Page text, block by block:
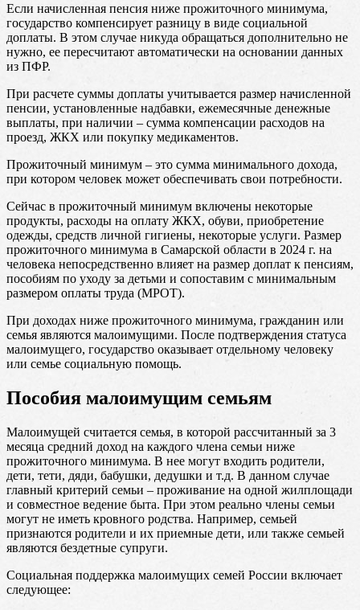
Если начисленная пенсия ниже прожиточного минимума,
государство компенсирует разницу в виде социальной
доплаты. В этом случае никуда обращаться дополнительно не
нужно, ее пересчитают автоматически на основании данных
из ПФР.
При расчете суммы доплаты учитывается размер начисленной
пенсии, установленные надбавки, ежемесячные денежные
выплаты, при наличии – сумма компенсации расходов на
проезд, ЖКХ или покупку медикаментов.
Прожиточный минимум – это сумма минимального дохода,
при котором человек может обеспечивать свои потребности.
Сейчас в прожиточный минимум включены некоторые
продукты, расходы на оплату ЖКХ, обуви, приобретение
одежды, средств личной гигиены, некоторые услуги. Размер
прожиточного минимума в Самарской области в 2024 г. на
человека непосредственно влияет на размер доплат к пенсиям,
пособиям по уходу за детьми и сопоставим с минимальным
размером оплаты труда (МРОТ).
При доходах ниже прожиточного минимума, гражданин или
семья являются малоимущими. После подтверждения статуса
малоимущего, государство оказывает отдельному человеку
или семье социальную помощь.
Пособия малоимущим семьям
Малоимущей считается семья, в которой рассчитанный за 3
месяца средний доход на каждого члена семьи ниже
прожиточного минимума. В нее могут входить родители,
дети, тети, дяди, бабушки, дедушки и т.д. В данном случае
главный критерий семьи – проживание на одной жилплощади
и совместное ведение быта. При этом реально члены семьи
могут не иметь кровного родства. Например, семьей
признаются родители и их приемные дети, или также семьей
являются бездетные супруги.
Социальная поддержка малоимущих семей России включает
следующее: